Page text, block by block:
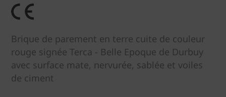
Brique de parement en terre cuite de couleur
rouge signée Terca - Belle Epoque de Durbuy
avec surface mate, nervurée, sablée et voiles
de ciment